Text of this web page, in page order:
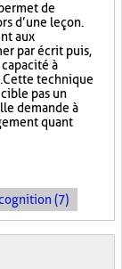
de
d’une leçon.
aux
par écrit puis,
à
Cette technique
pas un
demande à
quant
(7)